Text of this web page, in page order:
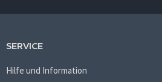
SERVICE
Hilfe und Information